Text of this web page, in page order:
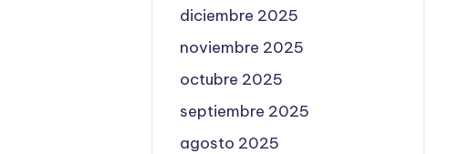
diciembre 2025
noviembre 2025
octubre 2025
septiembre 2025
agosto 2025